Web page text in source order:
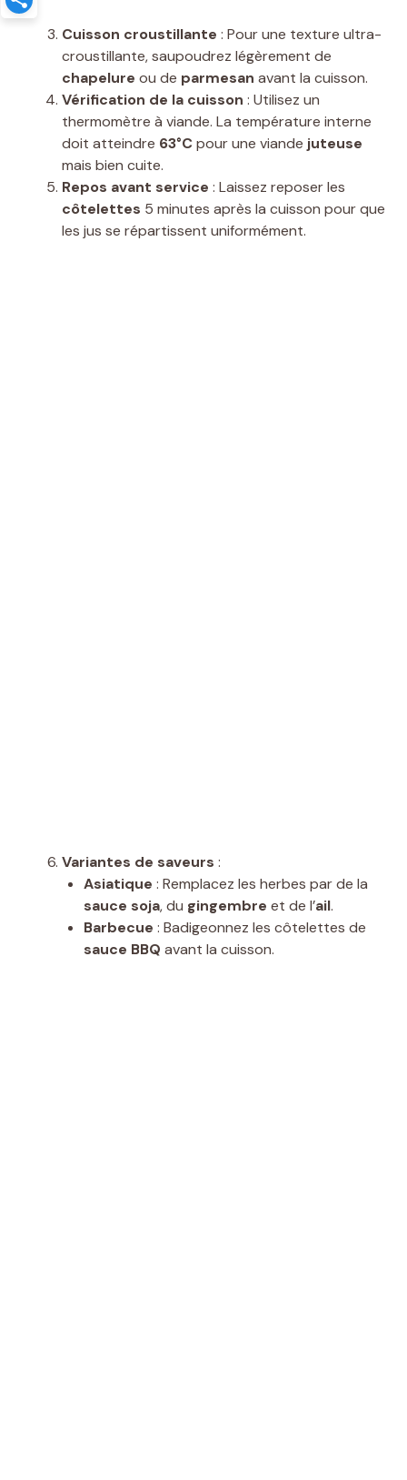
Cuisson croustillante : Pour une texture ultra-
croustillante, saupoudrez légèrement de
chapelure ou de parmesan avant la cuisson.
Vérification de la cuisson : Utilisez un
thermomètre à viande. La température interne
doit atteindre 63°Cpour une viande juteuse
mais bien cuite.
Repos avant service : Laissez reposer les
côtelettes 5 minutes après la cuisson pour que
les jus se répartissent uniformément.
Variantes de saveurs :
Asiatique : Remplacez les herbes par de la
sauce soja, du gingembre et de l’ail.
Barbecue : Badigeonnez les côtelettes de
sauce BBQ avant la cuisson.